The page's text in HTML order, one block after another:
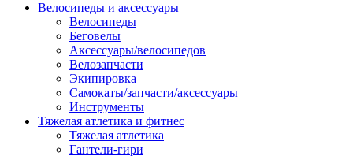
Велосипеды и аксессуары
Велосипеды
Беговелы
Аксессуары/велосипедов
Велозапчасти
Экипировка
Самокаты/запчасти/аксессуары
Инструменты
Тяжелая атлетика и фитнес
Тяжелая атлетика
Гантели-гири